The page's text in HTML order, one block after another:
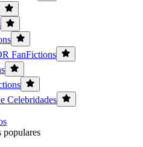
FanFictions
Celebridades
populares